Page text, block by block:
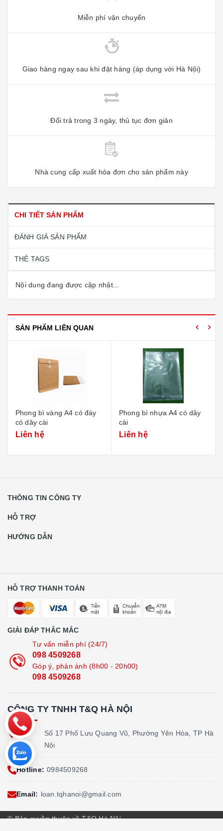
Miễn phí vận chuyển
Giao hàng ngay sau khi đặt hàng (áp dụng với Hà Nội)
Đổi trả trong 3 ngày, thủ tục đơn giản
Nhà cung cấp xuất hóa đơn cho sản phẩm này
CHI TIẾT SẢN PHẨM
ĐÁNH GIÁ SẢN PHẨM
THẺ TAGS
Nội dung đang được cập nhật...
SẢN PHẨM LIÊN QUAN
Phong bì vàng A4 có đáy
có dây cài
Liên hệ
Phong bì nhựa A4 có dây
cài
Liên hệ
THÔNG TIN CÔNG TY
HỖ TRỢ
HƯỚNG DẪN
HỖ TRỢ THANH TOÁN
GIẢI ĐÁP THẮC MẮC
Tư vấn miễn phí (24/7)
098 4509268
Góp ý, phản ánh (8h00 - 20h00)
098 4509268
CÔNG TY TNHH T&Q HÀ NỘI
Địa
chỉ:
Số 17 Phố Lưu Quang Vũ, Phường Yên Hòa, TP Hà
Nội
Hotline: 0984509268
Email: loan.tqhanoi@gmail.com
© Bản quyền thuộc về T&Q Hà Nội